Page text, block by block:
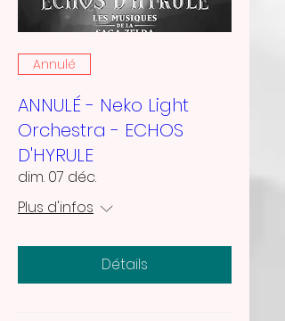
Annulé
ANNULÉ - Neko Light
Orchestra - ECHOS
D'HYRULE
dim. 07 déc.
Plus d'infos
Détails